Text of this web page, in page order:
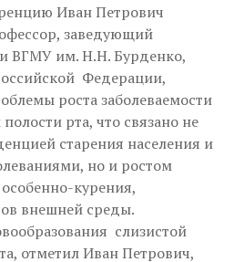
Иван Петрович
заведующий
ВГМУ им. Н.Н. Бурденко,
Федерации,
роста заболеваемости
рта, что связано не
старения населения и
но и ростом
курения,
внешней среды.
слизистой
отметил Иван Петрович,